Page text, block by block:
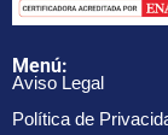
Menú:
Aviso Legal
Política de